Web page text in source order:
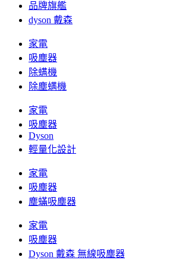
品牌旗艦
dyson 戴森
家電
吸塵器
除螨機
除塵螨機
家電
吸塵器
Dyson
輕量化設計
家電
吸塵器
塵蟎吸塵器
家電
吸塵器
Dyson 戴森 無線吸塵器